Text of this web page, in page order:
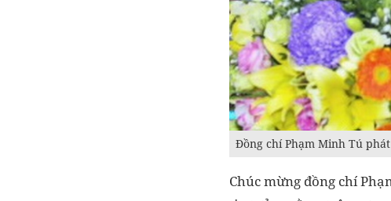
Đồng chí Phạm Minh Tú
Chúc mừng đồng chí